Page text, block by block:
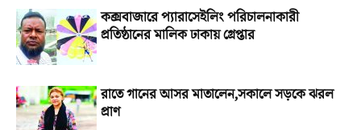
কক্সবাজারে প্যারাসেইলিং পরিচালনাকারী
প্রতিষ্ঠানের মালিক ঢাকায় গ্রেপ্তার
রাতে গানের আসর মাতালেন,সকালে সড়কে ঝরল
প্রাণ